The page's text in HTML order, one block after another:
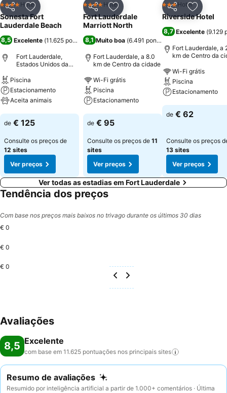
PartilharAdicionar aos favoritos
4 EstrelasHotel
Sonesta Fort
Lauderdale Beach
8,5 Excelente (11.625 pontuações)
Fort Lauderdale,
Estados Unidos da
Piscina
Estacionamento
Aceita animais
Ver preços
de € 125
Consulte os preços de
12 sites
Ver preços
PartilharAdicionar aos favoritos
4 EstrelasHotel
Fort Lauderdale
Marriott North
8,1 Muito boa (6.491 pontuações
Fort Lauderdale, a 8.0
km de Centro da cidade
Wi-Fi grátis
Piscina
Estacionamento
Ver preços
de € 95
Consulte os preços de 11
sites
Ver preços
Partilhar
3 Estrelas
Hotel
Riverside Hotel
8,7 Excelente (9.129
Fort Lauderdale, a
km de Centro da
Wi-Fi grátis
Piscina
Estacionamento
Ver preços
de € 62
Consulte os preços
13 sites
Ver preços
Ver todas as estadias em Fort Lauderdale
Tendência dos preços
Com base nos preços mais baixos no trivago durante os últimos 30 dias
€ 0
€ 0
€ 0
Avaliações
8,5 Excelente
com base em 11.625 pontuações nos principais sites
Resumo de avaliações
Resumido por inteligência artificial a partir de 1.000+ comentários · Última